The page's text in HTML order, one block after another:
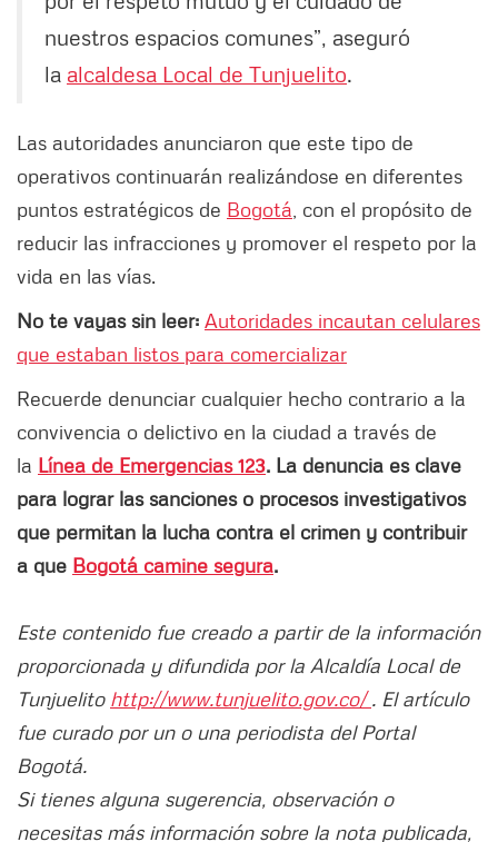
nuestros espacios comunes”, aseguró
la alcaldesa Local de Tunjuelito.
Las autoridades anunciaron que este tipo de
operativos continuarán realizándose en diferentes
puntos estratégicos de Bogotá , con el propósito de
reducir las infracciones y promover el respeto por la
vida en las vías.
No te vayas sin leer: Autoridades incautan celulares
que estaban listos para comercializar
Recuerde denunciar cualquier hecho contrario a la
convivencia o delictivo en la ciudad a través de
la Línea de Emergencias 123. La denuncia es clave
para lograr las sanciones o procesos investigativos
que permitan la lucha contra el crimen y contribuir
a que Bogotá camine segura.
Este contenido fue creado a partir de la información
proporcionada y difundida por la Alcaldía Local de
Tunjuelito http://www.tunjuelito.gov.co/. El artículo
fue curado por un o una periodista del Portal
Bogotá.
Si tienes alguna sugerencia, observación o
necesitas más información sobre la nota publicada,